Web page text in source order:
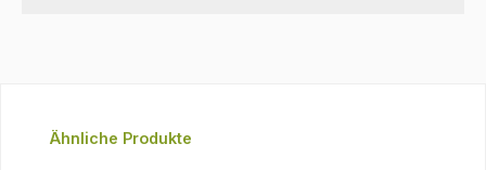
Produktgalerie überspringen
Ähnliche Produkte